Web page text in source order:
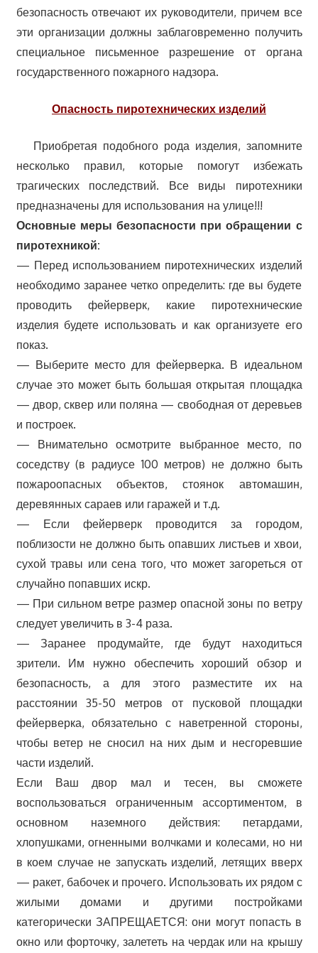
безопасность отвечают их руководители, причем все
эти организации должны заблаговременно получить
специальное письменное разрешение от органа
государственного пожарного надзора.
Опасность пиротехнических изделий
Приобретая подобного рода изделия, запомните
несколько правил, которые помогут избежать
трагических последствий. Все виды пиротехники
предназначены для использования на улице!!!
Основные меры безопасности при обращении с
пиротехникой:
— Перед использованием пиротехнических изделий
необходимо заранее четко определить: где вы будете
проводить фейерверк, какие пиротехнические
изделия будете использовать и как организуете его
показ.
— Выберите место для фейерверка. В идеальном
случае это может быть большая открытая площадка
— двор, сквер или поляна — свободная от деревьев
и построек.
— Внимательно осмотрите выбранное место, по
соседству (в радиусе 100 метров) не должно быть
пожароопасных объектов, стоянок автомашин,
деревянных сараев или гаражей и т.д.
— Если фейерверк проводится за городом,
поблизости не должно быть опавших листьев и хвои,
сухой травы или сена того, что может загореться от
случайно попавших искр.
— При сильном ветре размер опасной зоны по ветру
следует увеличить в 3-4 раза.
— Заранее продумайте, где будут находиться
зрители. Им нужно обеспечить хороший обзор и
безопасность, а для этого разместите их на
расстоянии 35-50 метров от пусковой площадки
фейерверка, обязательно с наветренной стороны,
чтобы ветер не сносил на них дым и несгоревшие
части изделий.
Если Ваш двор мал и тесен, вы сможете
воспользоваться ограниченным ассортиментом, в
основном наземного действия: петардами,
хлопушками, огненными волчками и колесами, но ни
в коем случае не запускать изделий, летящих вверх
— ракет, бабочек и прочего. Использовать их рядом с
жилыми домами и другими постройками
категорически ЗАПРЕЩАЕТСЯ: они могут попасть в
окно или форточку, залететь на чердак или на крышу